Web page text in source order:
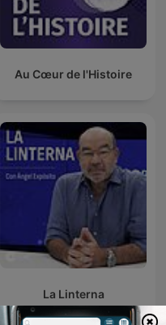
Au Cœur de l'Histoire
La Linterna